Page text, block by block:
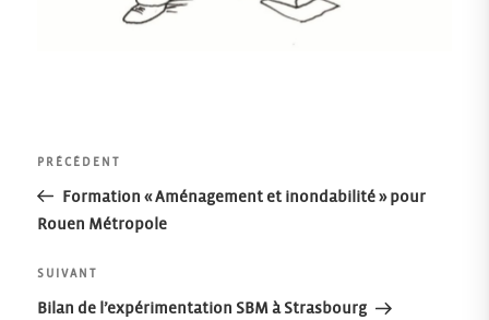
Navigation
de
l’article
Article
précédent
PRÉCÉDENT
Formation « Aménagement et inondabilité » pour
Rouen Métropole
Article
suivant
SUIVANT
Bilan de l’expérimentation SBM à Strasbourg